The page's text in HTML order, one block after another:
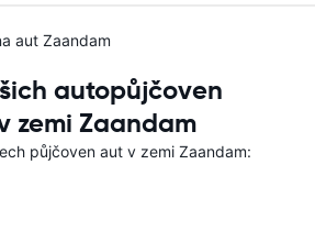
aut Zaandam
autopůjčoven
zemi Zaandam
půjčoven aut v zemi Zaandam: